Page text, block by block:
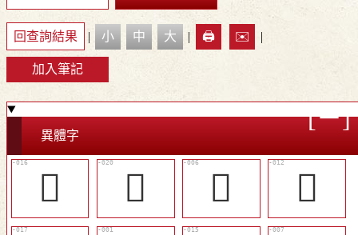
回查詢結果 | 小 中 大 | 🖨️ ✉️ |
加入筆記
異體字
󱰈 󱰌 󱯾
󱰄